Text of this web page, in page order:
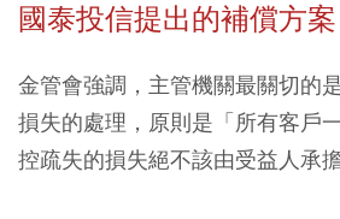
國泰投信提出的補償方案
金管會強調，主管機關最關切的
損失的處理，原則是「所有客戶
控疏失的損失絕不該由受益人承擔